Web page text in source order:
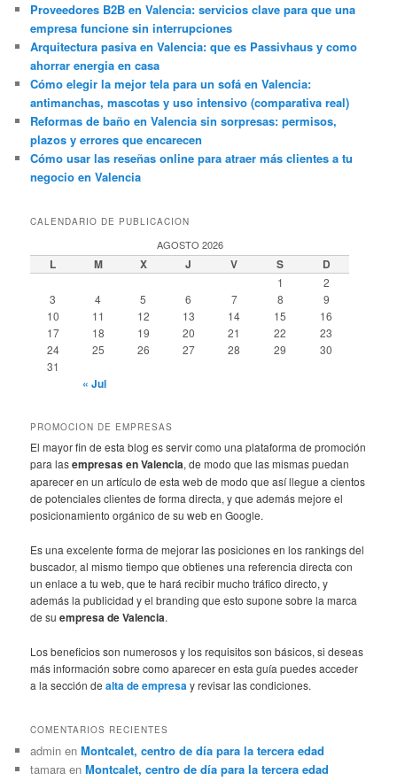
Proveedores B2B en Valencia: servicios clave para que una
empresa funcione sin interrupciones
Arquitectura pasiva en Valencia: que es Passivhaus y como
ahorrar energia en casa
Cómo elegir la mejor tela para un sofá en Valencia:
antimanchas, mascotas y uso intensivo (comparativa real)
Reformas de baño en Valencia sin sorpresas: permisos,
plazos y errores que encarecen
Cómo usar las reseñas online para atraer más clientes a tu
negocio en Valencia
CALENDARIO DE PUBLICACION
AGOSTO 2026
L M X J V S D
1
2
3
4 5 6 7 8
9
10
11 12 13 14 15
16
17
18 19 20 21 22
23
24
25 26 27 28 29
30
31
« Jul
PROMOCION DE EMPRESAS
El mayor fin de esta blog es servir como una plataforma de promoción
para lasempresas en Valencia, de modo que las mismas puedan
aparecer en un artículo de esta web de modo que así llegue a cientos
de potenciales clientes de forma directa, y que además mejore el
posicionamiento orgánico de su web en Google.
Es una excelente forma de mejorar las posiciones en los rankings del
buscador, al mismo tiempo que obtienes una referencia directa con
un enlace a tu web, que te hará recibir mucho tráfico directo, y
además la publicidad y el branding que esto supone sobre la marca
de suempresa de Valencia.
Los beneficios son numerosos y los requisitos son básicos, si deseas
más información sobre como aparecer en esta guía puedes acceder
a la sección dealta de empresay revisar las condiciones.
COMENTARIOS RECIENTES
admin enMontcalet, centro de día para la tercera edad
tamara enMontcalet, centro de día para la tercera edad